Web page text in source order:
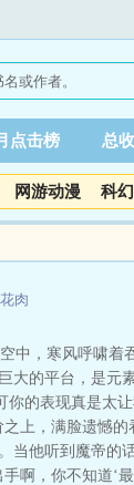
点击榜 总
网游动漫 科
肉
中，寒风呼啸着
大的平台，是元
你的表现真是太
上，满脸遗憾
当他听到魔帝的
啊，你不知道‘